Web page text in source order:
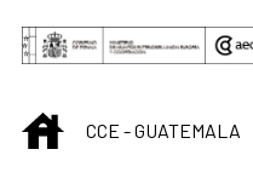
Saltar al contenido
INICIOCCE - GUATEMALA